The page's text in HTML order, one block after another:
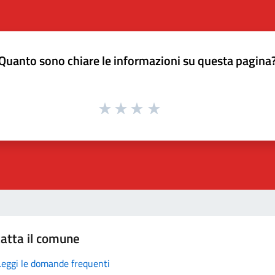
sono chiare le informazioni su questa
il comune
le domande frequenti